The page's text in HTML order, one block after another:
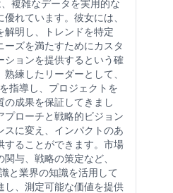
複雑なデータを実用的な
れています。彼女には、
解明し、トレンドを特定
ーズを満たすためにカスタ
ションを提供するという確
練したリーダーとして、
指導し、プロジェクトを
の成果を保証してきまし
プローチと戦略的ビジョン
スに変え、インパクトのあ
することができます。市場
与、戦略の策定など、
と業界の知識を活用して
し、測定可能な価値を提供